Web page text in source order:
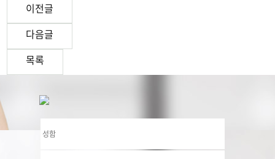
이전글
다음글
목록